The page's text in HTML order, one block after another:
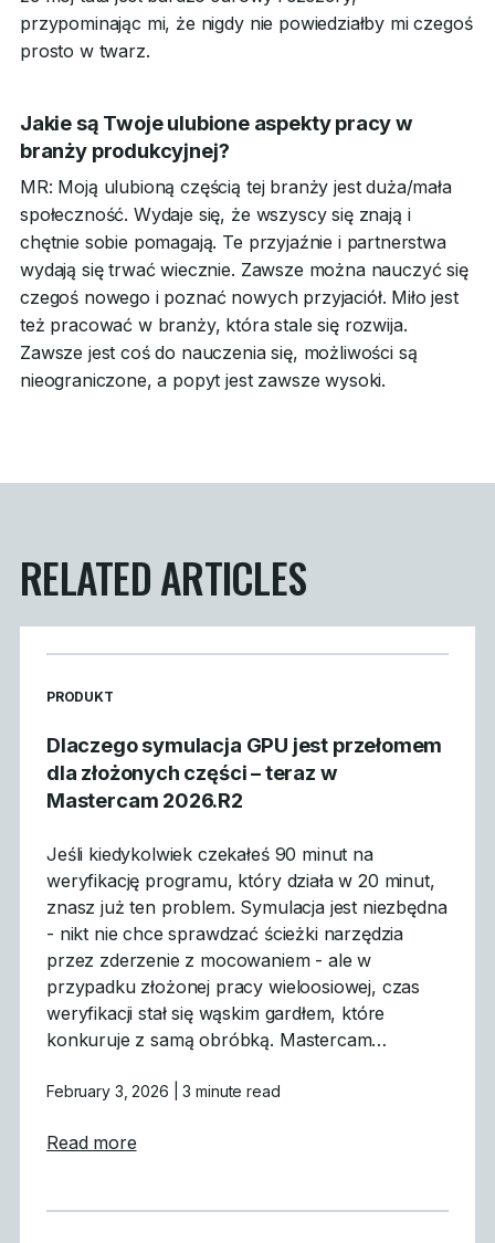
przypominając mi, że nigdy nie powiedziałby mi czegoś
prosto w twarz.
Jakie są Twoje ulubione aspekty pracy w
branży produkcyjnej?
MR: Moją ulubioną częścią tej branży jest duża/mała
społeczność. Wydaje się, że wszyscy się znają i
chętnie sobie pomagają. Te przyjaźnie i partnerstwa
wydają się trwać wiecznie. Zawsze można nauczyć się
czegoś nowego i poznać nowych przyjaciół. Miło jest
też pracować w branży, która stale się rozwija.
Zawsze jest coś do nauczenia się, możliwości są
nieograniczone, a popyt jest zawsze wysoki.
RELATED ARTICLES
READ MORE ARTICLES ABOUT
PRODUKT
Dlaczego symulacja GPU jest przełomem
dla złożonych części – teraz w
Mastercam 2026.R2
Jeśli kiedykolwiek czekałeś 90 minut na
weryfikację programu, który działa w 20 minut,
znasz już ten problem. Symulacja jest niezbędna
- nikt nie chce sprawdzać ścieżki narzędzia
przez zderzenie z mocowaniem - ale w
przypadku złożonej pracy wieloosiowej, czas
weryfikacji stał się wąskim gardłem, które
konkuruje z samą obróbką. Mastercam…
February 3, 2026 | 3 minute read
Read moreabout Dlaczego symulacja GPU jest